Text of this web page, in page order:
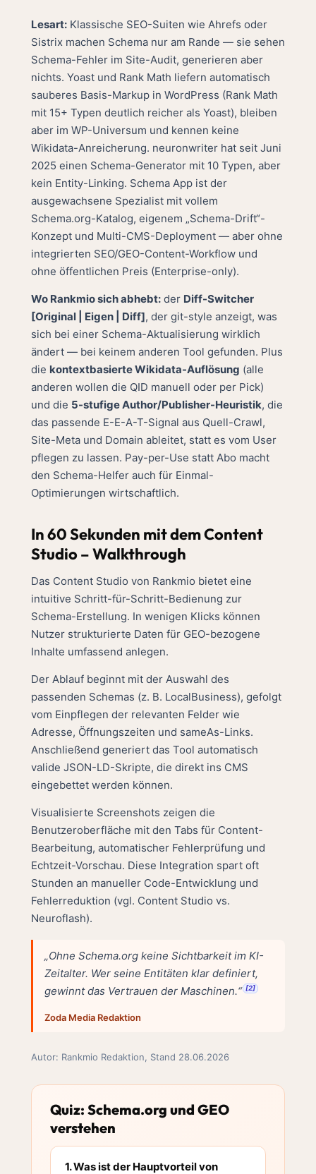
Lesart: Klassische SEO-Suiten wie Ahrefs oder
Sistrix machen Schema nur am Rande — sie sehen
Schema-Fehler im Site-Audit, generieren aber
nichts. Yoast und Rank Math liefern automatisch
sauberes Basis-Markup in WordPress (Rank Math
mit 15+ Typen deutlich reicher als Yoast), bleiben
aber im WP-Universum und kennen keine
Wikidata-Anreicherung. neuronwriter hat seit Juni
2025 einen Schema-Generator mit 10 Typen, aber
kein Entity-Linking. Schema App ist der
ausgewachsene Spezialist mit vollem
Schema.org-Katalog, eigenem „Schema-Drift“-
Konzept und Multi-CMS-Deployment — aber ohne
integrierten SEO/GEO-Content-Workflow und
ohne öffentlichen Preis (Enterprise-only).
Wo Rankmio sich abhebt: der Diff-Switcher
[Original | Eigen | Diff], der git-style anzeigt, was
sich bei einer Schema-Aktualisierung wirklich
ändert — bei keinem anderen Tool gefunden. Plus
die kontextbasierte Wikidata-Auflösung (alle
anderen wollen die QID manuell oder per Pick)
und die 5-stufige Author/Publisher-Heuristik, die
das passende E-E-A-T-Signal aus Quell-Crawl,
Site-Meta und Domain ableitet, statt es vom User
pflegen zu lassen. Pay-per-Use statt Abo macht
den Schema-Helfer auch für Einmal-
Optimierungen wirtschaftlich.
In 60 Sekunden mit dem Content
Studio – Walkthrough
Das Content Studio von Rankmio bietet eine
intuitive Schritt-für-Schritt-Bedienung zur
Schema-Erstellung. In wenigen Klicks können
Nutzer strukturierte Daten für GEO-bezogene
Inhalte umfassend anlegen.
Der Ablauf beginnt mit der Auswahl des
passenden Schemas (z. B. LocalBusiness), gefolgt
vom Einpflegen der relevanten Felder wie
Adresse, Öffnungszeiten und sameAs-Links.
Anschließend generiert das Tool automatisch
valide JSON-LD-Skripte, die direkt ins CMS
eingebettet werden können.
Visualisierte Screenshots zeigen die
Benutzeroberfläche mit den Tabs für Content-
Bearbeitung, automatischer Fehlerprüfung und
Echtzeit-Vorschau. Diese Integration spart oft
Stunden an manueller Code-Entwicklung und
Fehlerreduktion (vgl. Content Studio vs.
Neuroflash).
„Ohne Schema.org keine Sichtbarkeit im KI-
Zeitalter. Wer seine Entitäten klar definiert,
gewinnt das Vertrauen der Maschinen.“ [2]
Zoda Media Redaktion
Autor: Rankmio Redaktion, Stand 28.06.2026
Quiz: Schema.org und GEO
verstehen
1. Was ist der Hauptvorteil von